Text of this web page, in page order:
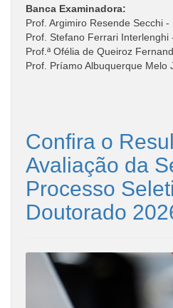
Banca Examinadora:
Prof. Argimiro Resende Secchi -
Prof. Stefano Ferrari Interlenghi
Prof.ª Ofélia de Queiroz
Prof. Príamo Albuquerque Melo
Confira o
Avaliação da
Processo
Doutorado